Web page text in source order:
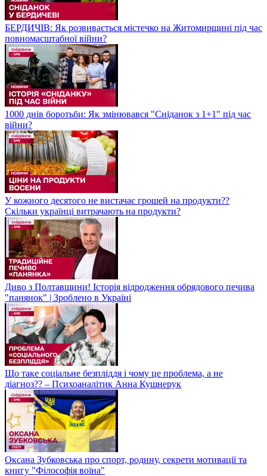
БЕРДИЧІВ: Як розвивається містечко на Житомирщині під час
повномасштабної війни?
1000 днів боротьби: Як змінювався "Сніданок з 1+1" під час
війни?
У кожного десятого не вистачає грошей на продукти??
Скільки українці витрачають на продукти?
Диво з Полтавщини! Історія відродження обрядового печива
"панянок" | Зроблено в Україні
Що таке соціальне безпліддя і чому це проблема, а не
діагноз?? – Психоаналітик Анна Кушнерук
Оксана Зубковська про спорт, родину, секрети мотивації та
книгу "Філософія воїна"